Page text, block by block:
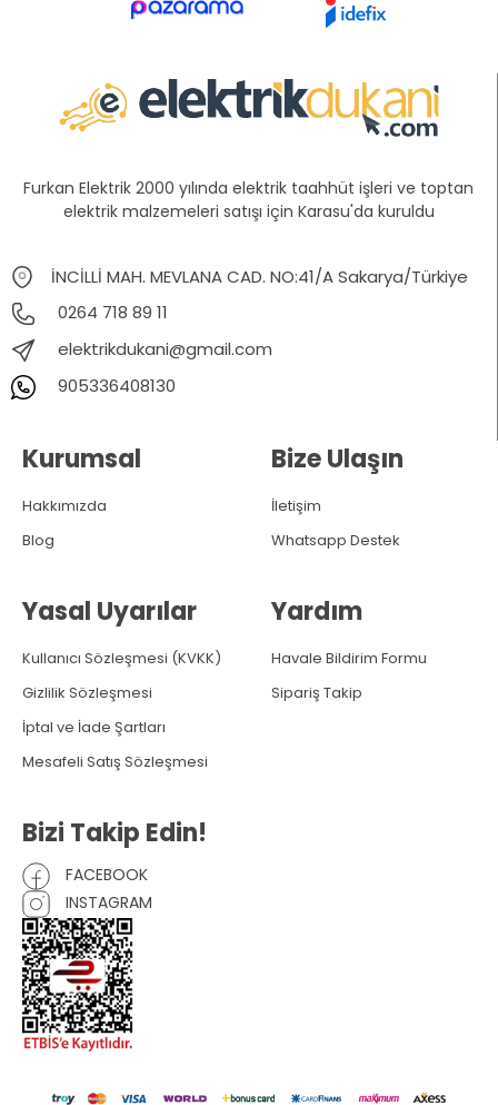
Furkan Elektrik 2000 yılında elektrik taahhüt işleri ve toptan
elektrik malzemeleri satışı için Karasu'da kuruldu
İNCİLLİ MAH. MEVLANA CAD. NO:41/A Sakarya/Türkiye
0264 718 89 11
elektrikdukani@gmail.com
905336408130
Kurumsal
Hakkımızda
Blog
Yasal Uyarılar
Kullanıcı Sözleşmesi (KVKK)
Gizlilik Sözleşmesi
İptal ve İade Şartları
Mesafeli Satış Sözleşmesi
Bize Ulaşın
İletişim
Whatsapp Destek
Yardım
Havale Bildirim Formu
Sipariş Takip
Bizi Takip Edin!
FACEBOOK
INSTAGRAM